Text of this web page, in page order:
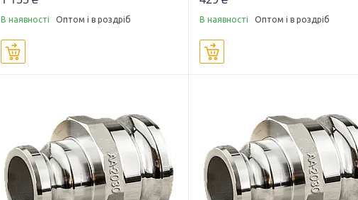
В наявності Оптом і в роздріб В наявності Оптом і в роздріб